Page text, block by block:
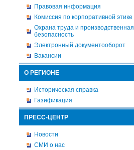
Правовая информация
Комиссия по корпоративной этике
Охрана труда и производственная
безопасность
Электронный документооборот
Вакансии
О РЕГИОНЕ
Историческая справка
Газификация
ПРЕСС-ЦЕНТР
Новости
СМИ о нас